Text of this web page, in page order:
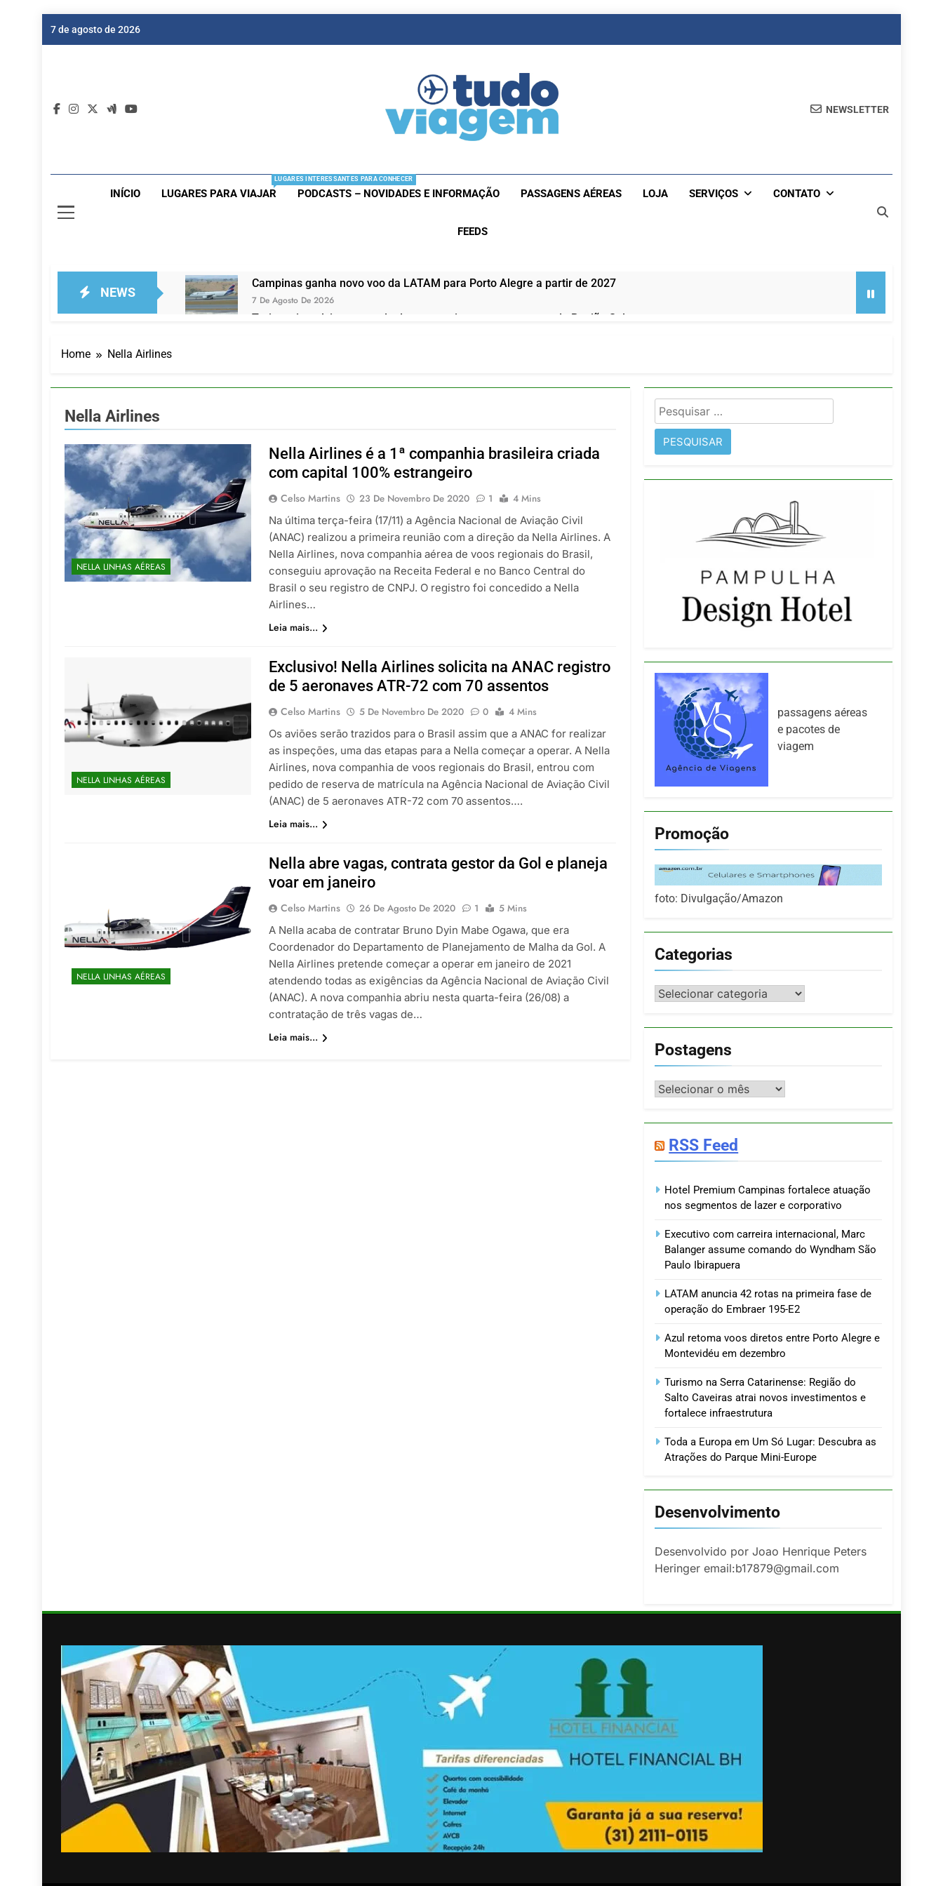
7 de agosto de 2026
NEWSLETTER
INÍCIO LUGARES PARA VIAJAR
LUGARES INTERESSANTES PARA CONHECER
PODCASTS – NOVIDADES E INFORMAÇÃO PASSAGENS AÉREAS LOJA SERVIÇOS CONTATO
FEEDS
NEWS
Campinas ganha novo voo da LATAM para Porto Alegre a partir de 2027
7 De Agosto De 2026
Turismo impulsiona recorde de passageiros nos aeroportos da Região Sul
Executivo com carreira internacional, Marc Balanger assume comando do Wyndham São Paulo Ibirapuera
Azul retoma voos diretos entre Porto Alegre e Montevidéu em dezembro
5 De Agosto De 2026
Home Nella Airlines
Nella Airlines
NELLA LINHAS AÉREAS
Nella Airlines é a 1ª companhia brasileira criada
com capital 100% estrangeiro
Celso Martins 23 De Novembro De 2020 1
4 Mins
Na última terça-feira (17/11) a Agência Nacional de Aviação Civil
(ANAC) realizou a primeira reunião com a direção da Nella Airlines. A
Nella Airlines, nova companhia aérea de voos regionais do Brasil,
conseguiu aprovação na Receita Federal e no Banco Central do
Brasil o seu registro de CNPJ. O registro foi concedido a Nella
Airlines…
Leia mais...
NELLA LINHAS AÉREAS
Exclusivo! Nella Airlines solicita na ANAC registro
de 5 aeronaves ATR-72 com 70 assentos
Celso Martins 5 De Novembro De 2020 0
4 Mins
Os aviões serão trazidos para o Brasil assim que a ANAC for realizar
as inspeções, uma das etapas para a Nella começar a operar. A Nella
Airlines, nova companhia de voos regionais do Brasil, entrou com
pedido de reserva de matrícula na Agência Nacional de Aviação Civil
(ANAC) de 5 aeronaves ATR-72 com 70 assentos….
Leia mais...
NELLA LINHAS AÉREAS
Nella abre vagas, contrata gestor da Gol e planeja
voar em janeiro
Celso Martins 26 De Agosto De 2020 1
5 Mins
A Nella acaba de contratar Bruno Dyin Mabe Ogawa, que era
Coordenador do Departamento de Planejamento de Malha da Gol. A
Nella Airlines pretende começar a operar em janeiro de 2021
atendendo todas as exigências da Agência Nacional de Aviação Civil
(ANAC). A nova companhia abriu nesta quarta-feira (26/08) a
contratação de três vagas de…
Leia mais...
Pesquisar
por:
passagens aéreas
e pacotes de
viagem
Promoção
foto: Divulgação/Amazon
Categorias
Categorias
Postagens
Postagens
RSS Feed
Hotel Premium Campinas fortalece atuação
nos segmentos de lazer e corporativo
Executivo com carreira internacional, Marc
Balanger assume comando do Wyndham São
Paulo Ibirapuera
LATAM anuncia 42 rotas na primeira fase de
operação do Embraer 195-E2
Azul retoma voos diretos entre Porto Alegre e
Montevidéu em dezembro
Turismo na Serra Catarinense: Região do
Salto Caveiras atrai novos investimentos e
fortalece infraestrutura
Toda a Europa em Um Só Lugar: Descubra as
Atrações do Parque Mini-Europe
Desenvolvimento
Desenvolvido por Joao Henrique Peters
Heringer email:b17879@gmail.com